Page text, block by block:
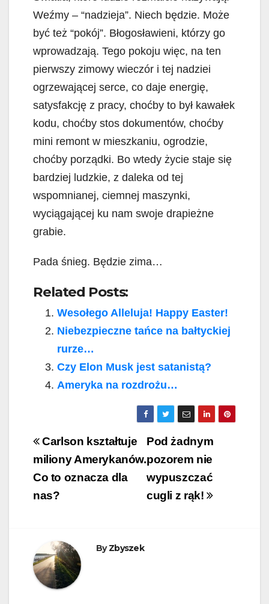
Weźmy – “nadzieja”. Niech będzie. Może
być też “pokój”. Błogosławieni, którzy go
wprowadzają. Tego pokoju więc, na ten
pierwszy zimowy wieczór i tej nadziei
ogrzewającej serce, co daje energię,
satysfakcję z pracy, choćby to był kawałek
kodu, choćby stos dokumentów, choćby
mini remont w mieszkaniu, ogrodzie,
choćby porządki. Bo wtedy życie staje się
bardziej ludzkie, z daleka od tej
wspomnianej, ciemnej maszynki,
wyciągającej ku nam swoje drapieżne
grabie.
Pada śnieg. Będzie zima…
Related Posts:
Wesołego Alleluja! Happy Easter!
Niebezpieczne tańce na bałtyckiej
rurze…
Czy Elon Musk jest satanistą?
Ameryka na rozdrożu…
Post
navigation
Pod żadnym
pozorem nie
wypuszczać
cugli z rąk!
Carlson kształtuje
miliony Amerykanów.
Co to oznacza dla
nas?
ByZbyszek